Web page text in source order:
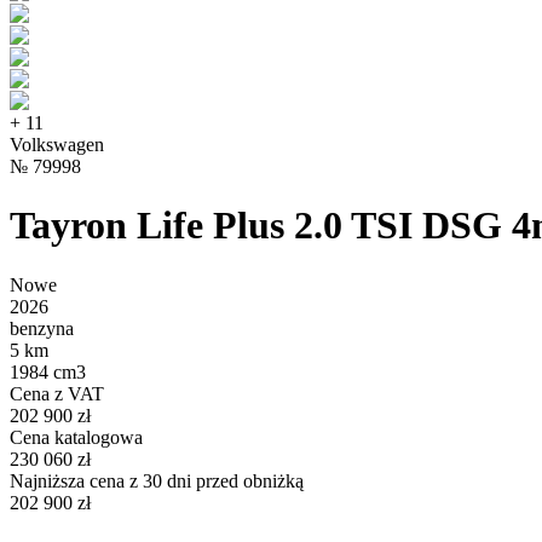
+ 11
Volkswagen
№ 79998
Tayron Life Plus 2.0 TSI DSG
Nowe
2026
benzyna
5 km
1984 cm3
Cena z VAT
202 900 zł
Cena katalogowa
230 060 zł
Najniższa cena z 30 dni przed obniżką
202 900 zł